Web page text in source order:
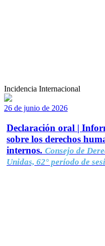
Incidencia Internacional
26 de junio de 2026
Declaración oral |
sobre los derechos
internos. Consejo de
Unidas, 62° período de